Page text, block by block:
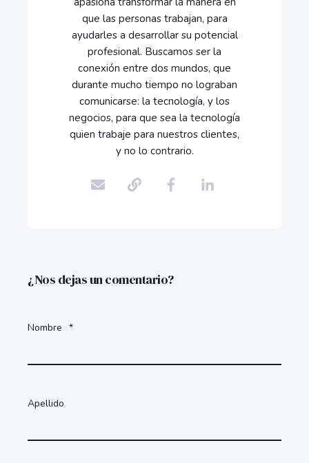
que las personas trabajan, para
ayudarles a desarrollar su potencial
profesional. Buscamos ser la
conexión entre dos mundos, que
durante mucho tiempo no lograban
comunicarse: la tecnología, y los
negocios, para que sea la tecnología
quien trabaje para nuestros clientes,
y no lo contrario.
¿Nos dejas un comentario?
Nombre *
Apellido